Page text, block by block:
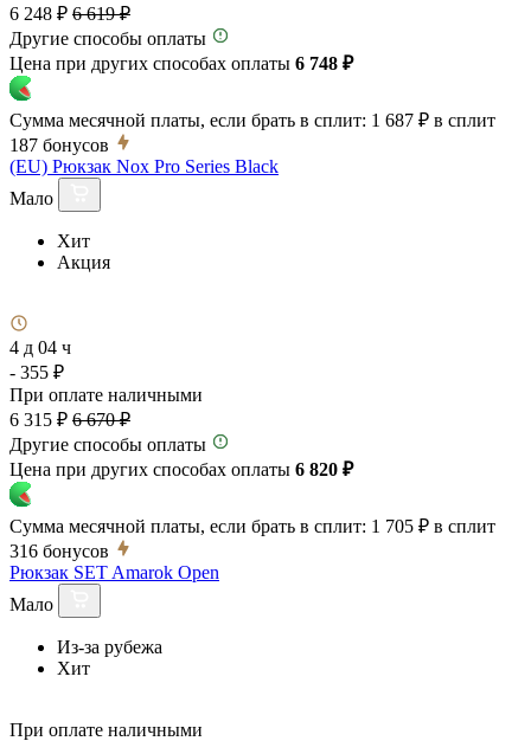
6 248 ₽ 6 619 ₽
Другие способы оплаты
Цена при других способах оплаты 6 748 ₽
Сумма месячной платы, если брать в сплит: 1 687 ₽ в сплит
187 бонусов
(EU) Рюкзак Nox Pro Series Black
Мало
Хит
Акция
4 д 04 ч
- 355 ₽
При оплате наличными
6 315 ₽ 6 670 ₽
Другие способы оплаты
Цена при других способах оплаты 6 820 ₽
Сумма месячной платы, если брать в сплит: 1 705 ₽ в сплит
316 бонусов
Рюкзак SET Amarok Open
Мало
Из-за рубежа
Хит
При оплате наличными